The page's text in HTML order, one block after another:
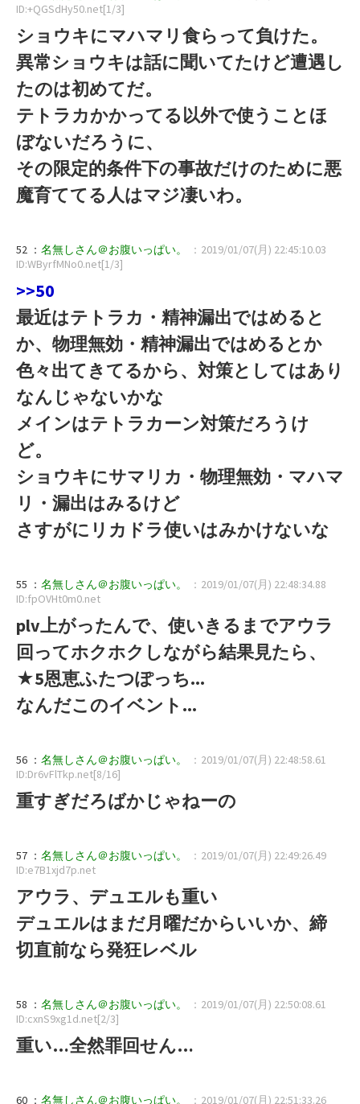
ID:+QGSdHy50.net[1/3]
ショウキにマハマリ食らって負けた。
異常ショウキは話に聞いてたけど遭遇し
たのは初めてだ。
テトラカかかってる以外で使うことほ
ぼないだろうに、
その限定的条件下の事故だけのために悪
魔育ててる人はマジ凄いわ。
52 ： 名無しさん＠お腹いっぱい。
：2019/01/07(月) 22:45:10.03
ID:WByrfMNo0.net[1/3]
>>50
最近はテトラカ・精神漏出ではめると
か、物理無効・精神漏出ではめるとか
色々出てきてるから、対策としてはあり
なんじゃないかな
メインはテトラカーン対策だろうけ
ど。
ショウキにサマリカ・物理無効・マハマ
リ・漏出はみるけど
さすがにリカドラ使いはみかけないな
55 ： 名無しさん＠お腹いっぱい。
：2019/01/07(月) 22:48:34.88
ID:fpOVHt0m0.net
plv上がったんで、使いきるまでアウラ
回ってホクホクしながら結果見たら、
★5恩恵ふたつぽっち...
なんだこのイベント...
56 ： 名無しさん＠お腹いっぱい。
：2019/01/07(月) 22:48:58.61
ID:Dr6vFlTkp.net[8/16]
重すぎだろばかじゃねーの
57 ： 名無しさん＠お腹いっぱい。
：2019/01/07(月) 22:49:26.49
ID:e7B1xjd7p.net
アウラ、デュエルも重い
デュエルはまだ月曜だからいいか、締
切直前なら発狂レベル
58 ： 名無しさん＠お腹いっぱい。
：2019/01/07(月) 22:50:08.61
ID:cxnS9xg1d.net[2/3]
重い…全然罪回せん…
60 ： 名無しさん＠お腹いっぱい。 ：2019/01/07(月) 22:51:33.26